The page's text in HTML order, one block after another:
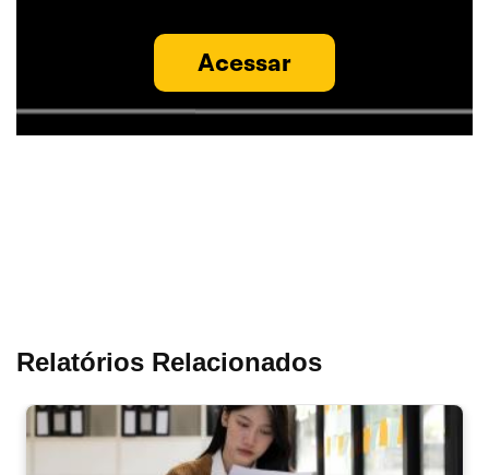
Acessar
Relatórios Relacionados